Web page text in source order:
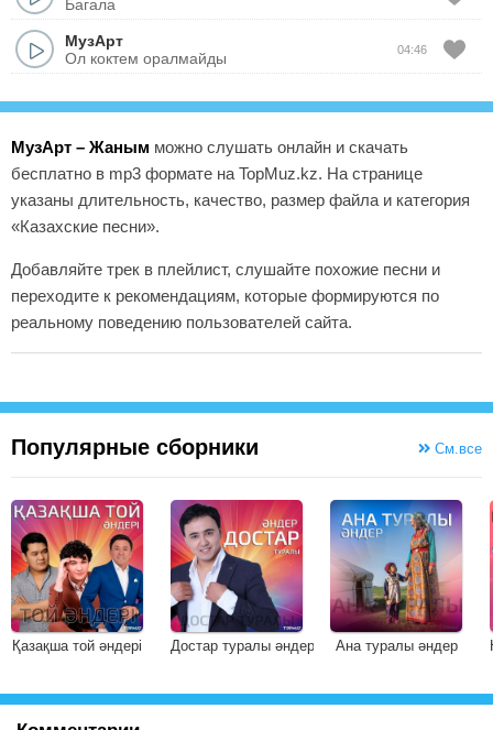
Багала
МузАрт
Ол коктем оралмайды
04:46
МузАрт – Жаным можно слушать онлайн и скачать
бесплатно в mp3 формате на TopMuz.kz. На странице
указаны длительность, качество, размер файла и категория
«Казахские песни».
Добавляйте трек в плейлист, слушайте похожие песни и
переходите к рекомендациям, которые формируются по
реальному поведению пользователей сайта.
Популярные сборники См.все
Қазақша той әндері Достар туралы әндер Ана туралы әндер